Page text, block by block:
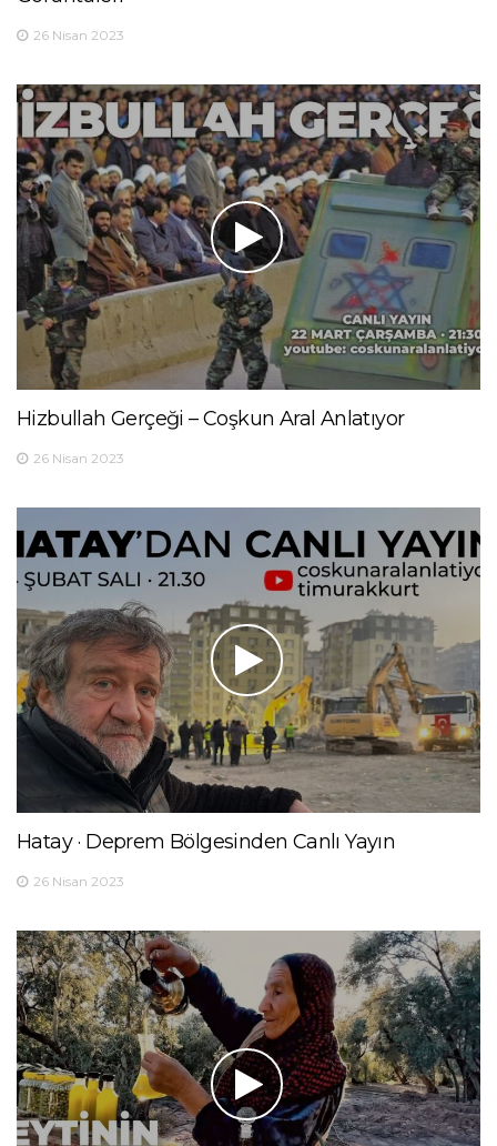
26 Nisan 2023
Hizbullah Gerçeği – Coşkun Aral Anlatıyor
26 Nisan 2023
Hatay · Deprem Bölgesinden Canlı Yayın
26 Nisan 2023